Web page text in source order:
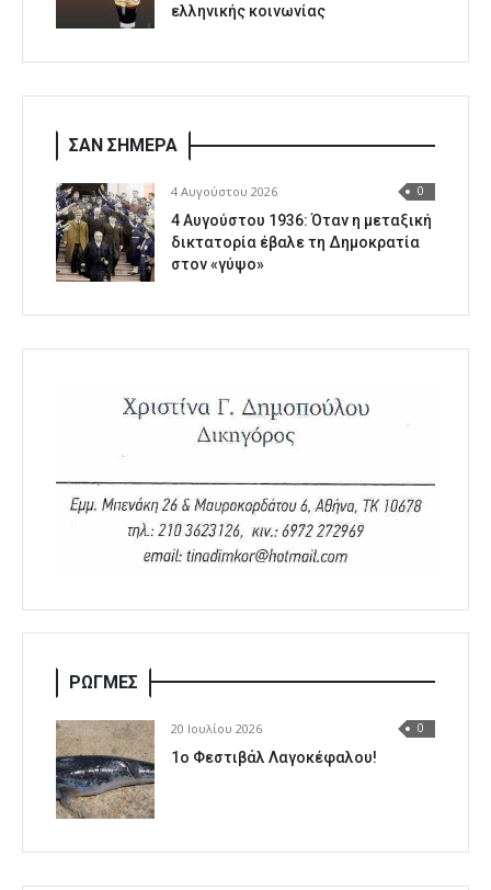
ελληνικής κοινωνίας
ΣΑΝ ΣΗΜΕΡΑ
4 Αυγούστου 2026 0
4 Αυγούστου 1936: Όταν η μεταξική
δικτατορία έβαλε τη Δημοκρατία
στον «γύψο»
ΡΩΓΜΕΣ
20 Ιουλίου 2026 0
1o Φεστιβάλ Λαγοκέφαλου!